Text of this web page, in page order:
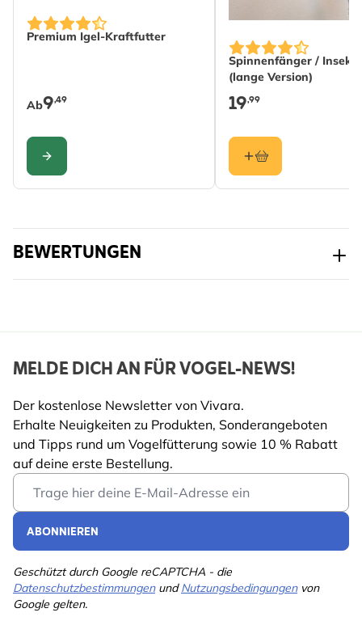
Farbe
Premium Igel-Kraftfutter
The price depends on the options chosen on the
Ab9,49
KONFIGURIEREN
Spinnenfänger /
(lange Version)
19,99
BEWERTUNGEN
MELDE DICH AN FÜR VOGEL-NEWS!
Der kostenlose Newsletter von Vivara.
Erhalte Neuigkeiten zu Produkten, Sonderangeboten
und Tipps rund um Vogelfütterung sowie 10 % Rabatt
auf deine erste Bestellung.
Email Address
ABONNIEREN
Geschützt durch Google reCAPTCHA - die
DatenschutzbestimmungenundNutzungsbedingungenvon
Google gelten.